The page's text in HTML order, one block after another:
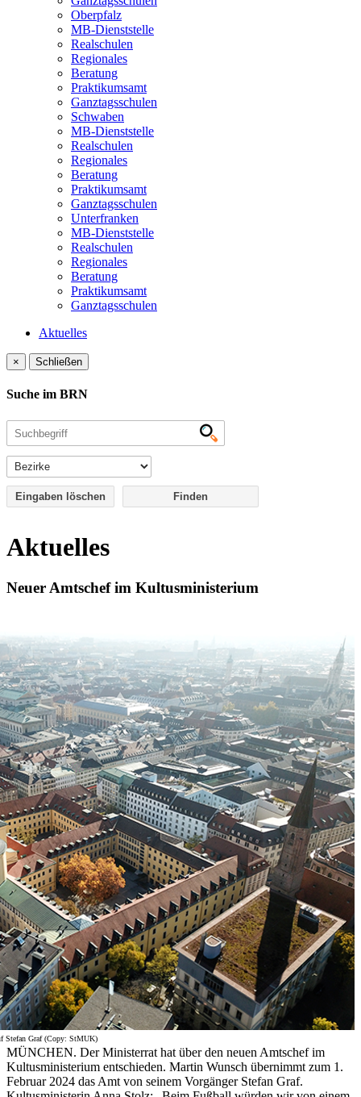
Oberpfalz
MB-Dienststelle
Realschulen
Regionales
Beratung
Praktikumsamt
Ganztagsschulen
Schwaben
MB-Dienststelle
Realschulen
Regionales
Beratung
Praktikumsamt
Ganztagsschulen
Unterfranken
MB-Dienststelle
Realschulen
Regionales
Beratung
Praktikumsamt
Ganztagsschulen
Aktuelles
× Schließen
Suche im BRN
Eingaben löschen
Aktuelles
Neuer Amtschef im Kultusministerium
Stefan Graf (Copy: StMUK)
MÜNCHEN. Der Ministerrat hat über den neuen Amtschef im
Kultusministerium entschieden. Martin Wunsch übernimmt zum 1.
Februar 2024 das Amt von seinem Vorgänger Stefan Graf.